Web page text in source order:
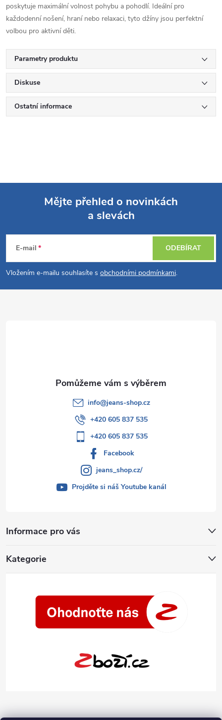
poskytuje maximální volnost pohybu a pohodlí. Ideální pro
každodenní nošení, hraní nebo relaxaci, tyto džíny jsou perfektní
volbou pro aktivní děti.
Parametry produktu
Diskuse
Ostatní informace
p
a
Mějte přehled o novinkách
a slevách
E-mail
Vložením e-mailu souhlasíte s obchodními podmínkami.
ODEBÍRAT
Informace pro vás
Kategorie
info@jeans-shop.cz
+420 605 837 535
+420 605 837 535
Facebook
jeans_shop.cz/
Projděte si náš Youtube kanál